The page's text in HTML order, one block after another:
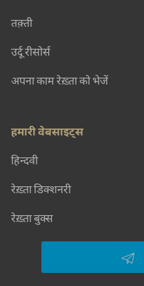
तक़्ती
उर्दू रीसोर्स
अपना काम रेख़्ता को भेजें
हमारी वेबसाइट्स
हिन्दवी
रेख़्ता डिक्शनरी
रेख़्ता बुक्स